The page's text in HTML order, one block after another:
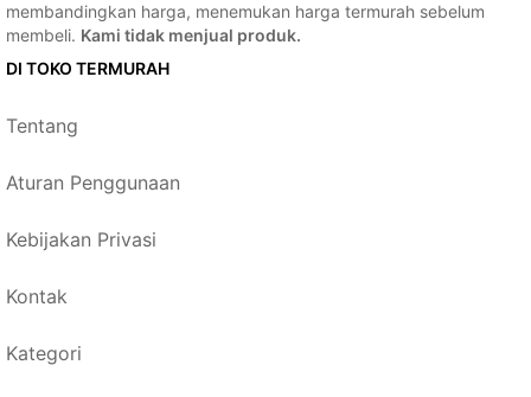
membandingkan harga, menemukan harga termurah sebelum
membeli. Kami tidak menjual produk.
DI TOKO TERMURAH
Tentang
Aturan Penggunaan
Kebijakan Privasi
Kontak
Kategori